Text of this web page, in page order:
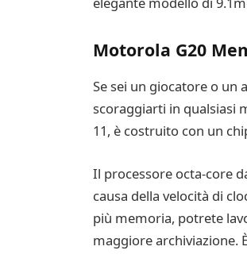
Motorola G20
Se sei un giocatore o
scoraggiarti in qualsiasi
11, è costruito con un
Il processore octa-core
causa della velocità di
più memoria, potrete
maggiore archiviazione.